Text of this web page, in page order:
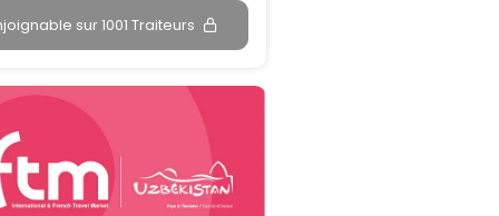
sur 1001 Traiteurs